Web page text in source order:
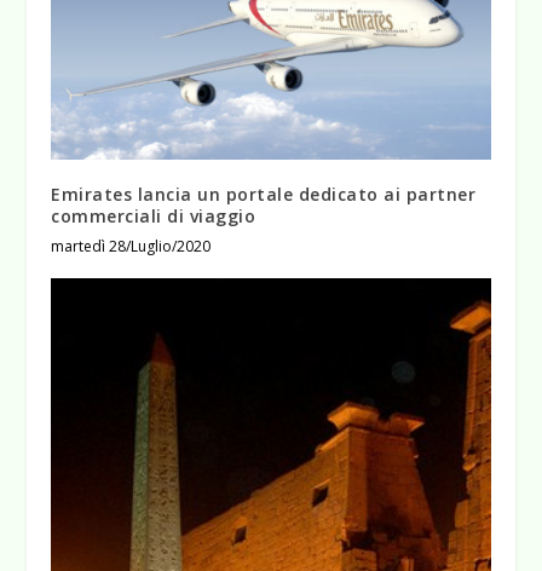
Emirates lancia un portale dedicato ai partner
commerciali di viaggio
martedì 28/Luglio/2020